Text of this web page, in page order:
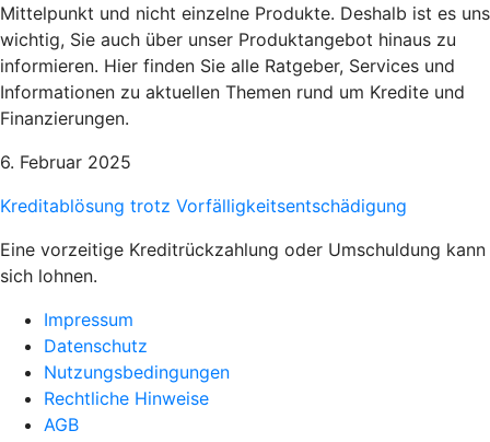
Mittelpunkt und nicht einzelne Produkte. Deshalb ist es uns
wichtig, Sie auch über unser Produktangebot hinaus zu
informieren. Hier finden Sie alle Ratgeber, Services und
Informationen zu aktuellen Themen rund um Kredite und
Finanzierungen.
6. Februar 2025
Kreditablösung trotz Vorfälligkeitsentschädigung
Eine vorzeitige Kreditrückzahlung oder Umschuldung kann
sich lohnen.
Impressum
Datenschutz
Nutzungsbedingungen
Rechtliche Hinweise
AGB